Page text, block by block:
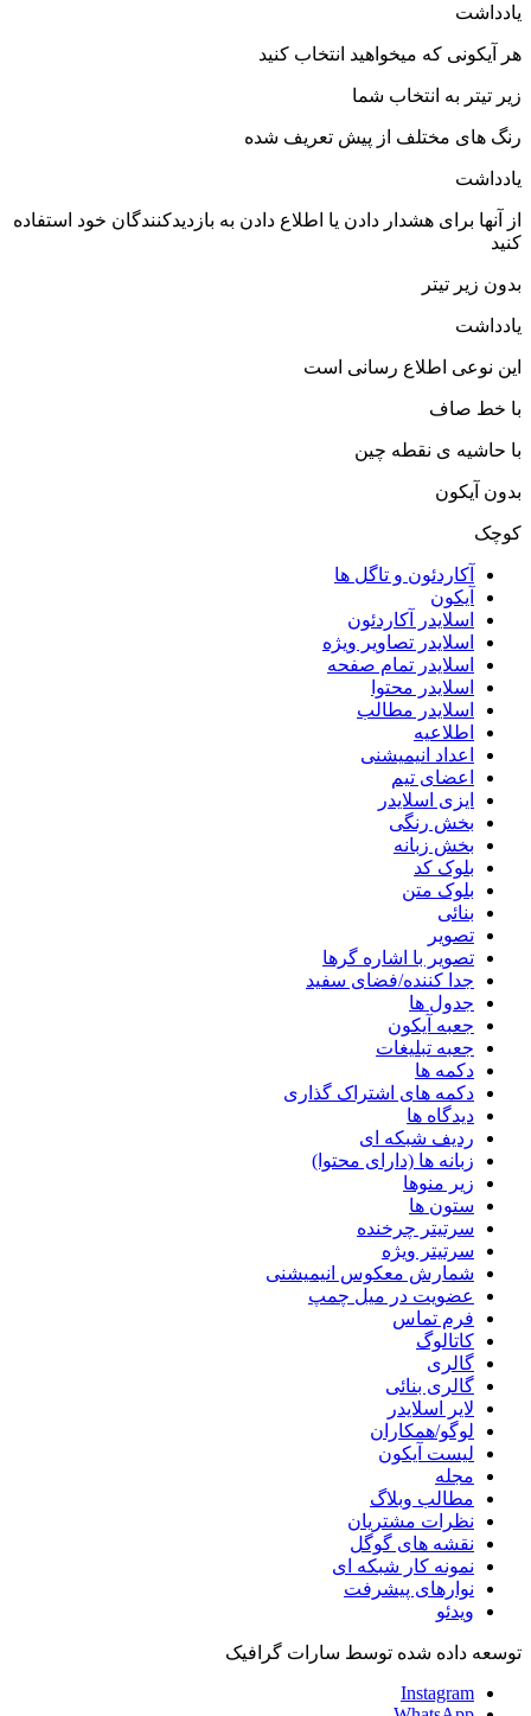
یادداشت
هر آیکونی که میخواهید انتخاب کنید
زیر تیتر به انتخاب شما
رنگ های مختلف از پیش تعریف شده
یادداشت
از آنها برای هشدار دادن یا اطلاع دادن به بازدیدکنندگان خود استفاده
کنید
بدون زیر تیتر
یادداشت
این نوعی اطلاع رسانی است
با خط صاف
با حاشیه ی نقطه چین
بدون آیکون
کوچک
آکاردئون و تاگل ها
آیکون
اسلایدر آکاردئون
اسلایدر تصاویر ویژه
اسلایدر تمام صفحه
اسلایدر محتوا
اسلایدر مطالب
اطلاعیه
اعداد انیمیشنی
اعضای تیم
ایزی اسلایدر
بخش رنگی
بخش زبانه
بلوک کد
بلوک متن
بنائی
تصویر
تصویر با اشاره گرها
جدا کننده/فضای سفید
جدول ها
جعبه آیکون
جعبه تبلیغات
دکمه ها
دکمه های اشتراک گذاری
دیدگاه ها
ردیف شبکه ای
زبانه ها (دارای محتوا)
زیر منوها
ستون ها
سرتیتر چرخنده
سرتیتر ویژه
شمارش معکوس انیمیشنی
عضویت در میل چمپ
فرم تماس
کاتالوگ
گالری
گالری بنائی
لایر اسلایدر
لوگو/همکاران
لیست آیکون
مجله
مطالب وبلاگ
نظرات مشتریان
نقشه های گوگل
نمونه کار شبکه ای
نوارهای پیشرفت
ویدئو
توسعه داده شده توسط سارات گرافیک
Instagram